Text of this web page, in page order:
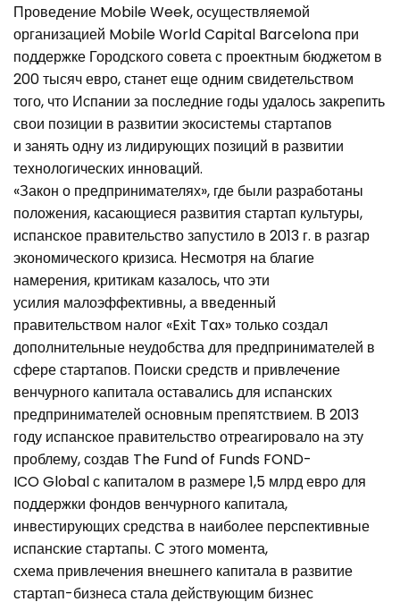
Проведение Mobile Week, осуществляемой
организацией Mobile World Capital Barcelona при
поддержке Городского совета с проектным бюджетом в
200 тысяч евро, станет еще одним свидетельством
того, что Испании за последние годы удалось закрепить
свои позиции в развитии экосистемы стартапов
и занять одну из лидирующих позиций в развитии
технологических инноваций.
«Закон о предпринимателях», где были разработаны
положения, касающиеся развития стартап культуры,
испанское правительство запустило в 2013 г. в разгар
экономического кризиса. Несмотря на благие
намерения, критикам казалось, что эти
усилия малоэффективны, а введенный
правительством налог «Exit Tax» только создал
дополнительные неудобства для предпринимателей в
сфере стартапов. Поиски средств и привлечение
венчурного капитала оставались для испанских
предпринимателей основным препятствием. В 2013
году испанское правительство отреагировало на эту
проблему, создав The Fund of Funds FOND-
ICO Global с капиталом в размере 1,5 млрд евро для
поддержки фондов венчурного капитала,
инвестирующих средства в наиболее перспективные
испанские стартапы. С этого момента,
схема привлечения внешнего капитала в развитие
стартап-бизнеса стала действующим бизнес